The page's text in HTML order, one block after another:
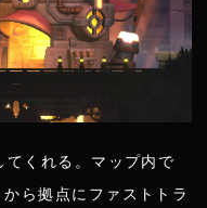
くれる。マップ内で
ら拠点にファストトラ